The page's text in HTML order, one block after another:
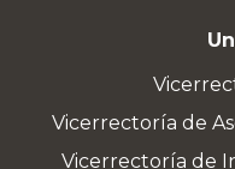
Vicerrectoría de
Vicerrectoría de